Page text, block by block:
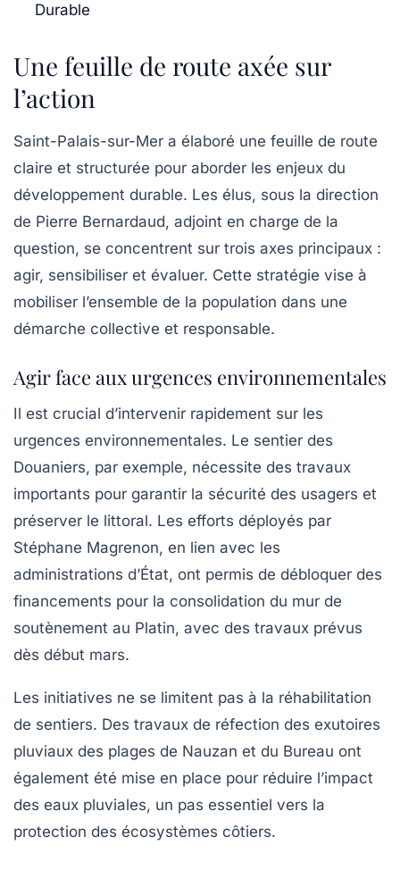
Durable
Une feuille de route axée sur
l’action
Saint-Palais-sur-Mer a élaboré une feuille de route
claire et structurée pour aborder les enjeux du
développement durable. Les élus, sous la direction
de Pierre Bernardaud, adjoint en charge de la
question, se concentrent sur trois axes principaux :
agir, sensibiliser et évaluer. Cette stratégie vise à
mobiliser l’ensemble de la population dans une
démarche collective et responsable.
Agir face aux urgences environnementales
Il est crucial d’intervenir rapidement sur les
urgences environnementales. Le sentier des
Douaniers, par exemple, nécessite des travaux
importants pour garantir la sécurité des usagers et
préserver le littoral. Les efforts déployés par
Stéphane Magrenon, en lien avec les
administrations d’État, ont permis de débloquer des
financements pour la consolidation du mur de
soutènement au Platin, avec des travaux prévus
dès début mars.
Les initiatives ne se limitent pas à la réhabilitation
de sentiers. Des travaux de réfection des exutoires
pluviaux des plages de Nauzan et du Bureau ont
également été mise en place pour réduire l’impact
des eaux pluviales, un pas essentiel vers la
protection des écosystèmes côtiers.